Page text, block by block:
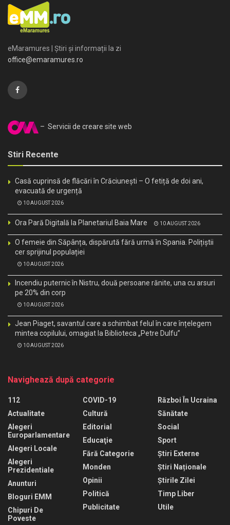
eMaramures | Știri și informații la zi
office@emaramures.ro
– Servicii de creare site web
Stiri Recente
Casă cuprinsă de flăcări în Crăciunești – O fetiță de doi ani,
evacuată de urgență
10 AUGUST 2026
Ora Pară Digitală la Planetariul Baia Mare 10 AUGUST 2026
O femeie din Săpânța, dispărută fără urmă în Spania. Polițiștii
cer sprijinul populației
10 AUGUST 2026
Incendiu puternic în Nistru, două persoane rănite, una cu arsuri
pe 20% din corp
10 AUGUST 2026
Jean Piaget, savantul care a schimbat felul în care înțelegem
mintea copilului, omagiat la Biblioteca „Petre Dulfu”
10 AUGUST 2026
Navighează după categorie
112
Actualitate
Alegeri
Europarlamentare
Alegeri Locale
Alegeri
Prezidentiale
Anunturi
Bloguri EMM
Chipuri De
Poveste
COVID-19
Cultură
Editorial
Educaţie
Fără Categorie
Monden
Opinii
Politică
Publicitate
Război În Ucraina
Sănătate
Social
Sport
Știri Externe
Știri Naționale
Știrile Zilei
Timp Liber
Utile